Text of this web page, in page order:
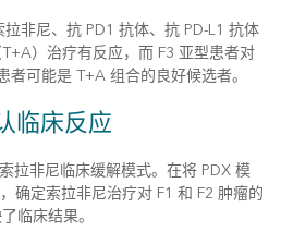
非尼、抗 PD1 抗体、抗 PD-L1 抗体
）治疗有反应，而 F3 亚型患者对
者可能是 T+A 组合的良好候选者。
临床反应
拉非尼临床缓解模式。在将 PDX 模
确定索拉非尼治疗对 F1 和 F2 肿瘤的
临床结果。